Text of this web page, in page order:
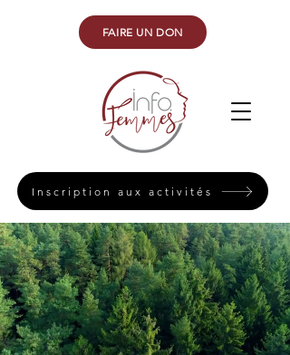
FAIRE UN DON
Inscription aux activités